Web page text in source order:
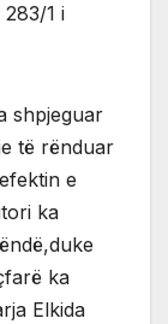
1 i
shpjeguar
të rënduar
e
ka
ka
Elkida